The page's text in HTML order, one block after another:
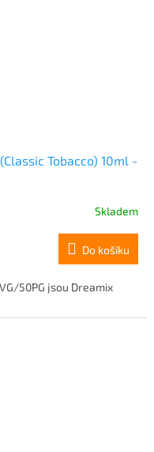
Tobacco) 10ml -
Skladem
Do košíku
50PG jsou Dreamix